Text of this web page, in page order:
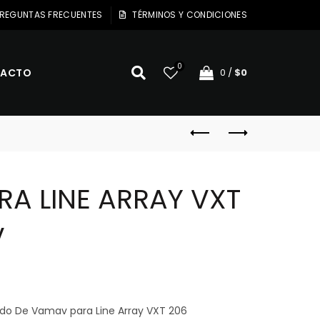
FRECUENTES TÉRMINOS Y CONDICIONES
0 0 / $0
LINE ARRAY VXT
De Vamav para Line Array VXT 206